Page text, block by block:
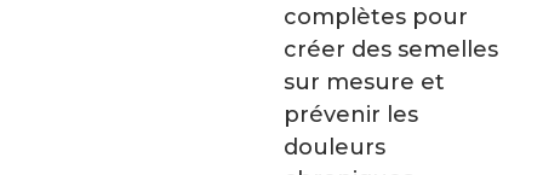
complètes pour
créer des semelles
sur mesure et
prévenir les
douleurs